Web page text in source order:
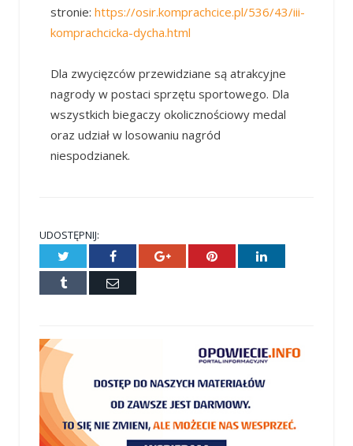
stronie: https://osir.komprachcice.pl/536/43/iii-
komprachcicka-dycha.html
Dla zwycięzców przewidziane są atrakcyjne
nagrody w postaci sprzętu sportowego. Dla
wszystkich biegaczy okolicznościowy medal
oraz udział w losowaniu nagród
niespodzianek.
UDOSTĘPNIJ:
Twitter Facebook Google+ Pinterest LinkedIn
Tumblr
E-